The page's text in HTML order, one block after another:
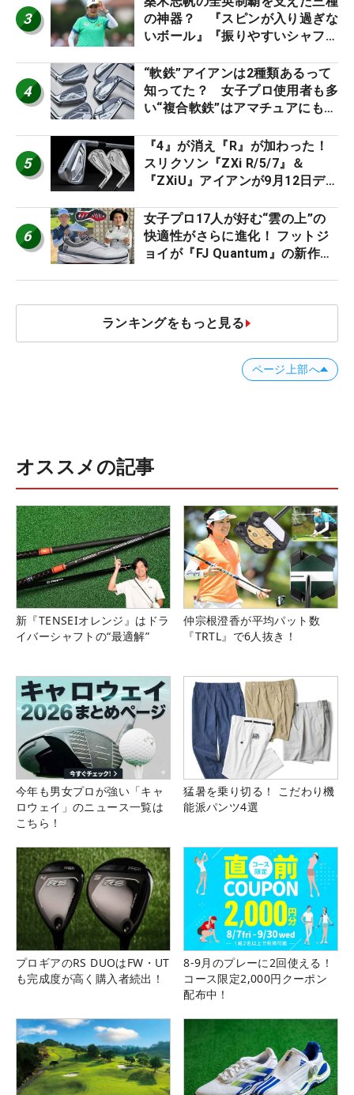
3
の神器？ 『スピンが入り過ぎな
いボール』『振りやすいシャフ
ー』 #女子プロセッティング
4
“軟鉄”アイアンは2種類あるって
知ってた？ 女子プロ使用者も多
い“複合軟鉄”はアマチュアにもオ
5
『4』が消え『R』が加わった！
スリクソン『ZXi R/5/7』＆
『ZXiU』アイアンが9月12日デ
6
女子プロ17人が好む“雲の上”の
快適性がさらに進化！ フットジ
ョイが『FJ Quantum』の新作を
ランキングをもっと見る
ページ上部へ
オススメの記事
新『TENSEIオレンジ』はドラ
イバーシャフトの“最適解”
仲宗根澄香が平均パット数
『TRTL』で6人抜き！
今年も男女プロが強い「キャ
ロウェイ」のニュース一覧は
こちら！
猛暑を乗り切る！ こだわり機
能派パンツ4選
プロギアのRS DUOはFW・UT
も完成度が高く購入者続出！
8-9月のプレーに2回使える！
コース限定2,000円クーポン
配布中！